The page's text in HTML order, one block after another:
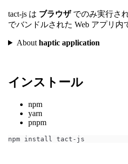
tact-js は ブラウザでのみ実行され
でバンドルされた Web アプリ内
About haptic application
インストール
npm
yarn
pnpm
npm install tact-js